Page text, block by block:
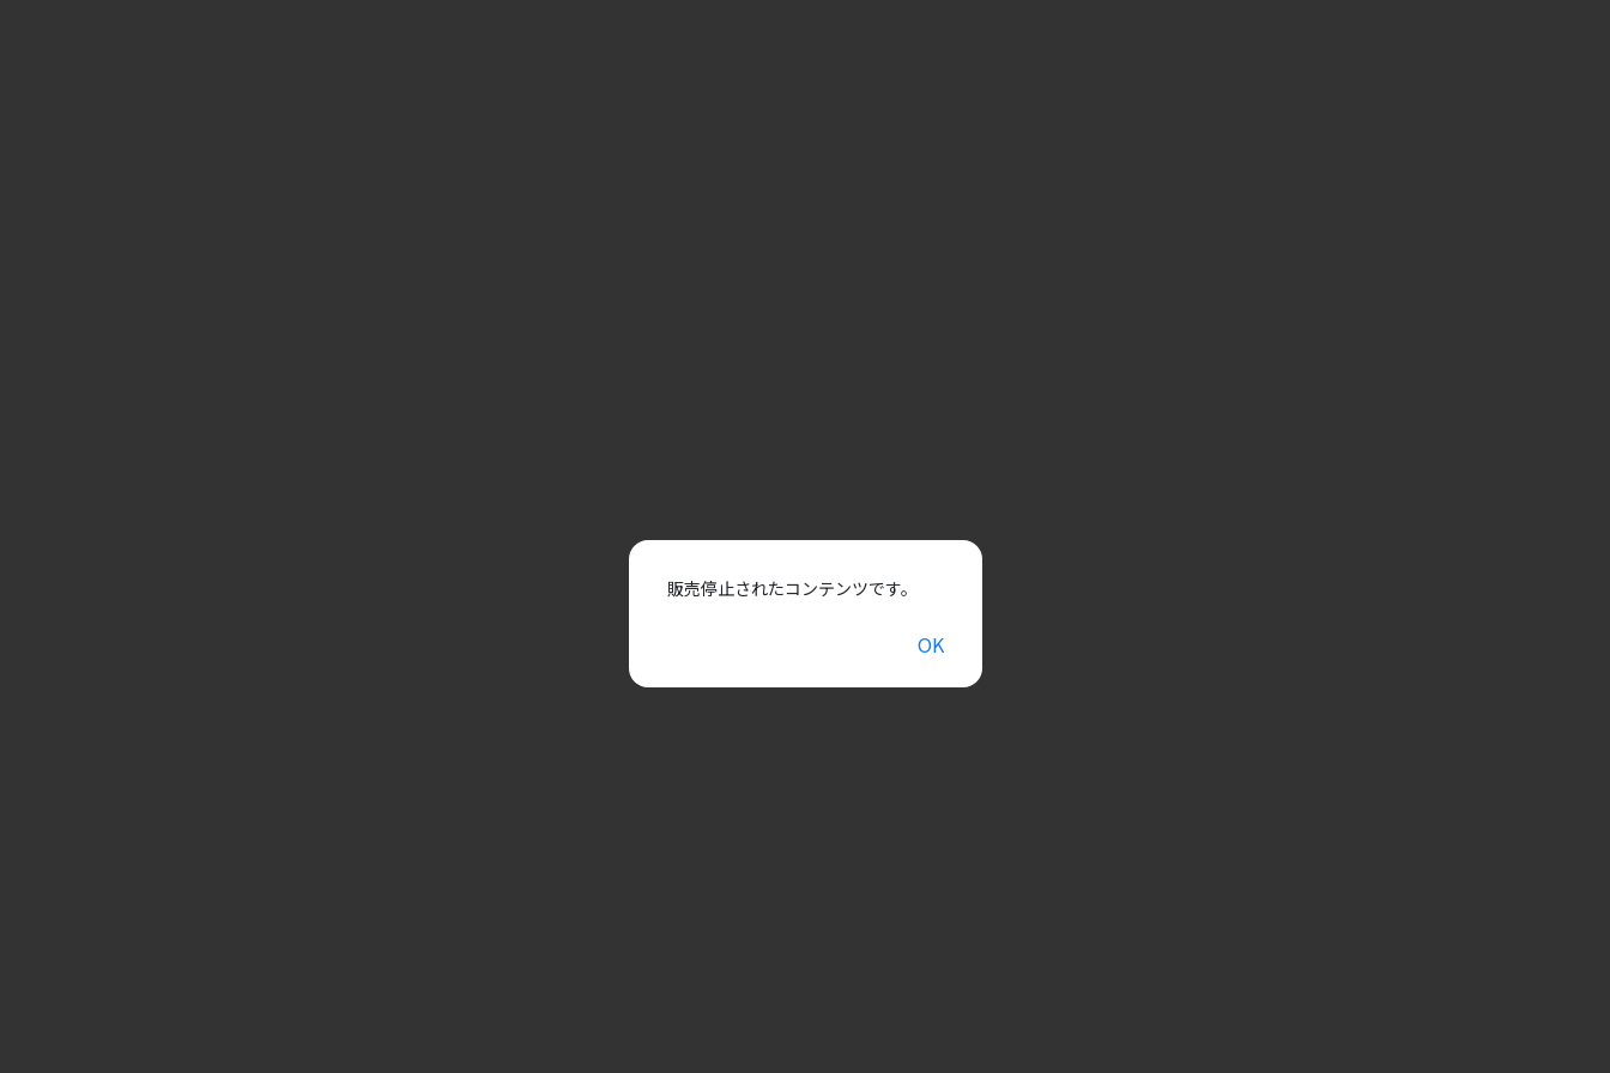
販売停止されたコンテンツです。
OK